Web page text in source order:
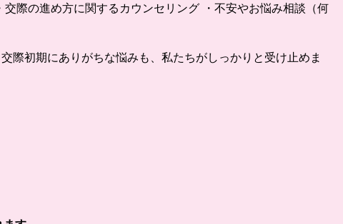
際の進め方に関するカウンセリング ・不安やお悩み相談（何
際初期にありがちな悩みも、私たちがしっかりと受け止めま